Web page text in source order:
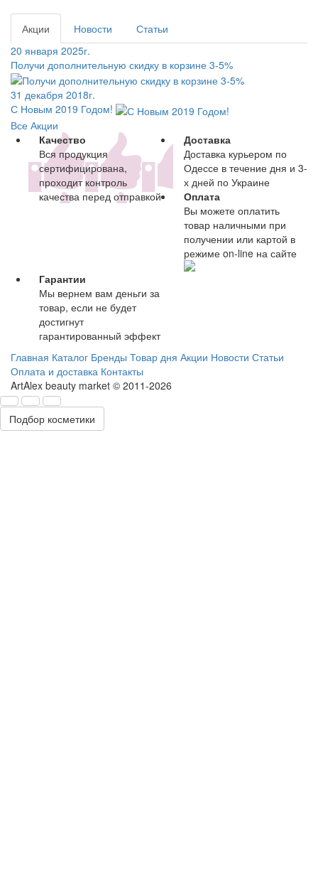
Акции Новости
Статьи
20 января 2025г.
Получи дополнительную скидку в корзине 3-5%
31 декабря 2018г.
С Новым 2019 Годом!
Все Акции
Качество
Вся продукция
сертифицирована,
проходит контроль
качества перед отправкой
Доставка
Доставка курьером по
Одессе в течение дня и 3-
х дней по Украине
Оплата
Вы можете оплатить
товар наличными при
получении или картой в
режиме on-line на сайте
Гарантии
Мы вернем вам деньги за
товар, если не будет
достигнут
гарантированный эффект
Главная Каталог Бренды Товар дня Акции Новости Статьи
Оплата и доставка Контакты
ArtAlex beauty market © 2011-2026
Подбор косметики